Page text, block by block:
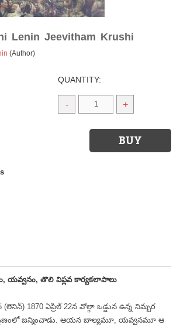
Lenin Jeevitham Krushi
(Author)
QUANTITY:
- +
యవ్వనం, తొలి విప్లవ కార్యకలాపాలు
1870 ఏప్రిల్ 22న వోల్గా ఒడ్డున ఉన్న నిమ్బర
జన్మించాడు. ఆయన బాల్యమూ, యవ్వనమూ ఆ